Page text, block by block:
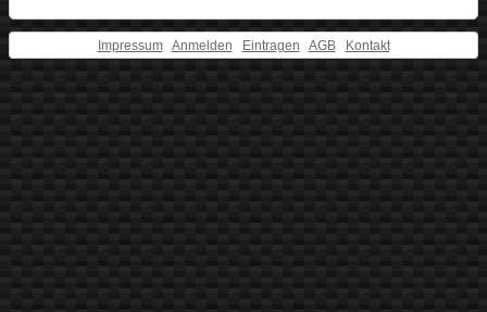
Impressum Anmelden Eintragen AGB Kontakt